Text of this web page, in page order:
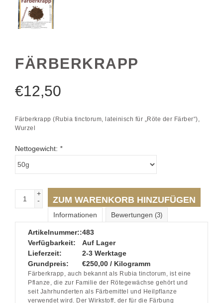
FÄRBERKRAPP
€12,50
Färberkrapp (Rubia tinctorum, lateinisch für „Röte der Färber“),
Wurzel
Nettogewicht: *
+
-
ZUM WARENKORB HINZUFÜGEN
Informationen Bewertungen (3)
Artikelnummer::483
Verfügbarkeit:
Auf Lager
Lieferzeit:
2-3 Werktage
Grundpreis:
€250,00 / Kilogramm
Färberkrapp, auch bekannt als Rubia tinctorum, ist eine
Pflanze, die zur Familie der Rötegewächse gehört und
seit Jahrhunderten als Färbemittel und Heilpflanze
verwendet wird. Der Wirkstoff, der für die Färbung